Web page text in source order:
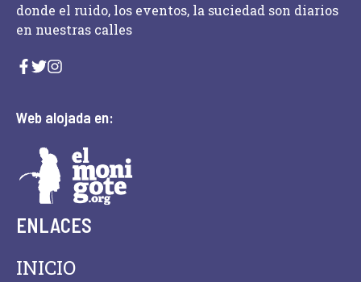
donde el ruido, los eventos, la suciedad son diarios
en nuestras calles
Web alojada en:
ENLACES
INICIO